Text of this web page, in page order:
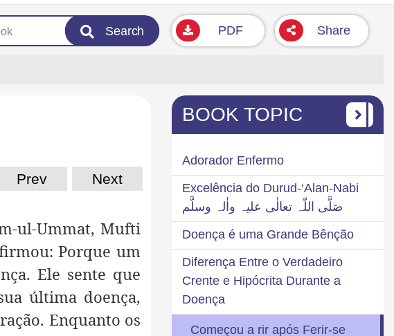
Search PDF Share
Prev Next
ul-Ummat, Mufti
Porque um
Ele sente que
última doença,
Enquanto os
BOOK TOPIC
Adorador Enfermo
Excelência do Durud-‘Alan-Nabi
صَلَّی اللّٰہ تعالٰی علیہ واٰلہ وسلَّم
Doença é uma Grande Bênção
Diferença Entre o Verdadeiro
Crente e Hipócrita Durante a
Doença
Começou a rir após Ferir-se